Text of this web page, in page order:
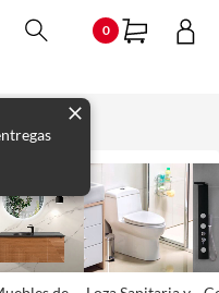
0